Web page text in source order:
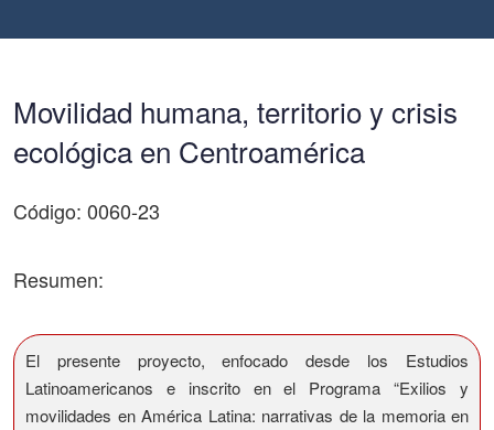
Movilidad humana, territorio y crisis
ecológica en Centroamérica
Código: 0060-23
Resumen:
El presente proyecto, enfocado desde los Estudios
Latinoamericanos e inscrito en el Programa “Exilios y
movilidades en América Latina: narrativas de la memoria en